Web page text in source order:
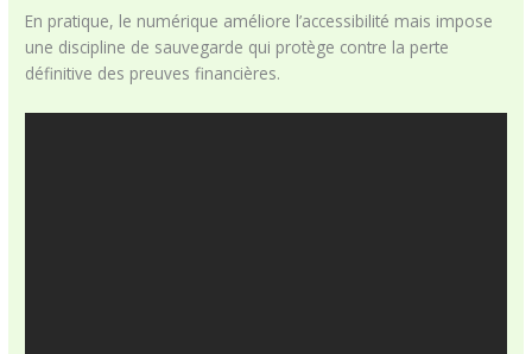
En pratique, le numérique améliore l’accessibilité mais impose
une discipline de sauvegarde qui protège contre la perte
définitive des preuves financières.